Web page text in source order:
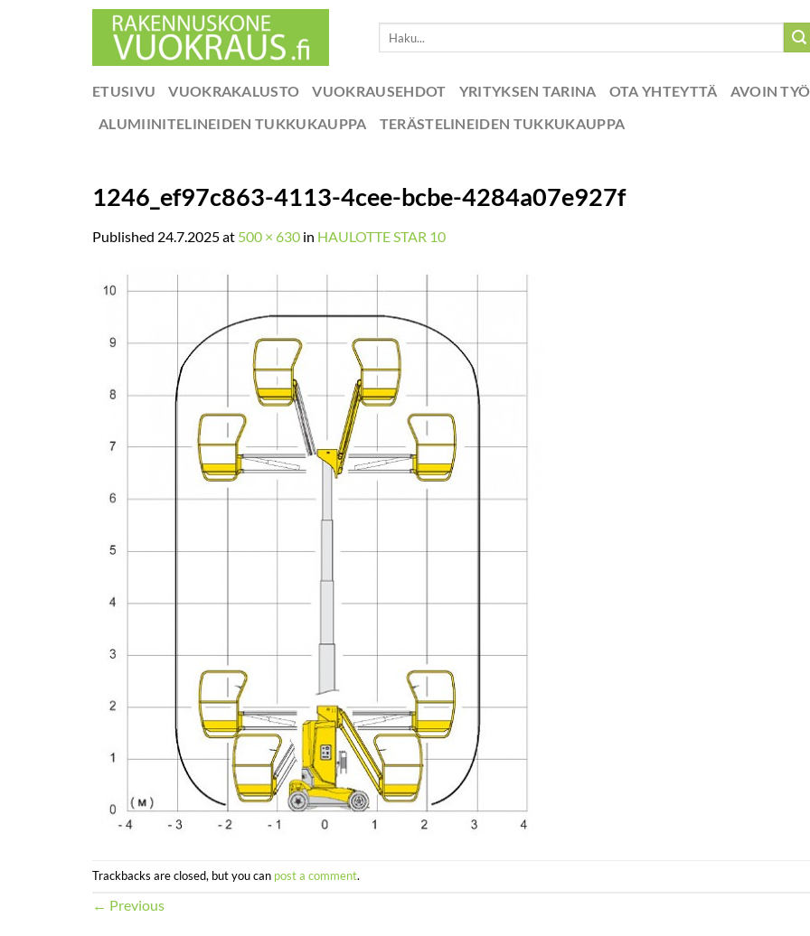
ETUSIVU VUOKRAKALUSTO VUOKRAUSEHDOT YRITYKSEN TARINA OTA YHTEYTTÄ
AVOIN
ALUMIINITELINEIDEN TUKKUKAUPPA
TERÄSTELINEIDEN TUKKUKAUPPA
1246_ef97c863-4113-4cee-bcbe-4284a07e927f
Published 24.7.2025at 500 × 630 in HAULOTTE STAR 10
Trackbacks are closed, but you can post a comment.
← Previous